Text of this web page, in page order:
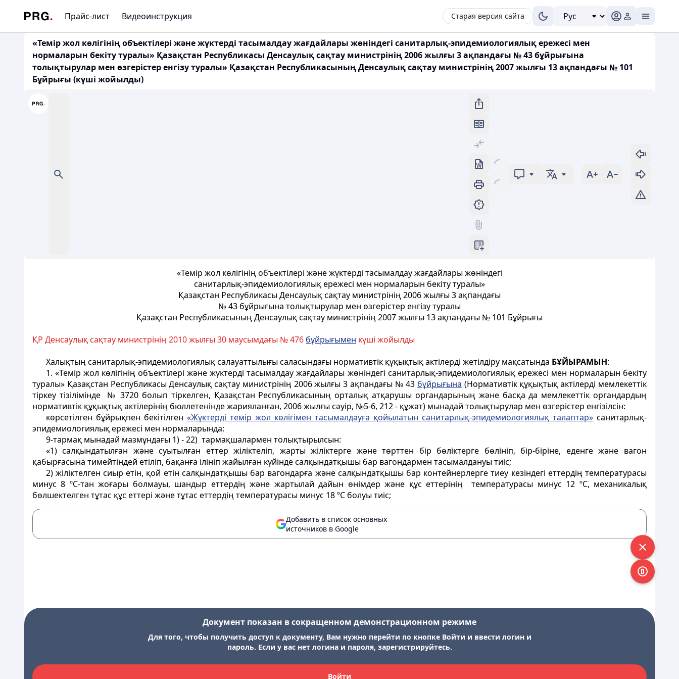
Прайс-лист Видеоинструкция Старая версия сайта
«Темір жол көлігінің объектілері және жүктерді тасымалдау жағдайлары жөніндегі санитарлық-эпидемиологиялық ережесі мен
нормаларын бекіту туралы» Қазақстан Республикасы Денсаулық сақтау министрінің 2006 жылғы 3 ақпандағы № 43 бұйрығына
толықтырулар мен өзгерістер енгізу туралы» Қазақстан Республикасының Денсаулық сақтау министрінің 2007 жылғы 13 ақпандағы № 101
Бұйрығы (күші жойылды)
«Темір жол көлігінің объектілері және жүктерді тасымалдау жағдайлары жөніндегі
санитарлық-эпидемиологиялық ережесі мен нормаларын бекіту туралы»
Қазақстан Республикасы Денсаулық сақтау министрінің 2006 жылғы 3 ақпандағы
№ 43 бұйрығына толықтырулар мен өзгерістер енгізу туралы
Қазақстан Республикасының Денсаулық сақтау министрінің 2007 жылғы 13 ақпандағы № 101 Бұйрығы
ҚР Денсаулық сақтау министрінің 2010 жылғы 30 маусымдағы № 476 бұйрығымен күші жойылды
Халықтың санитарлық-эпидемиологиялық салауаттылығы саласындағы нормативтік құқықтық актілерді жетілдіру мақсатында БҰЙЫРАМЫН:
1. «Темір жол көлігінің объектілері және жүктерді тасымалдау жағдайлары жөніндегі санитарлық-эпидемиологиялық ережесі мен нормаларын бекіту
туралы» Қазақстан Республикасы Денсаулық сақтау министрінің 2006 жылғы 3 ақпандағы № 43 бұйрығына (Нормативтік құқықтық актілерді мемлекеттік
тіркеу тізілімінде № 3720 болып тіркелген, Қазақстан Республикасының орталық атқарушы органдарының және басқа да мемлекеттік органдардың
нормативтік құқықтық актілерінің бюллетенінде жарияланған, 2006 жылғы сәуір, №5-6, 212 - құжат) мынадай толықтырулар мен өзгерістер енгізілсін:
көрсетілген бұйрықпен бекітілген «Жүктерді темір жол көлігімен тасымалдауға қойылатын санитарлық-эпидемиологиялық талаптар»санитарлық-
эпидемиологиялық ережесі мен нормаларында:
9-тармақ мынадай мазмұндағы 1) - 22) тармақшалармен толықтырылсын:
«1) салқындатылған және суытылған еттер жіліктеліп, жарты жіліктерге және төрттен бір бөліктерге бөлініп, бір-біріне, еденге және вагон
қабырғасына тимейтіндей етіліп, бақанға ілініп жайылған күйінде салқындатқышы бар вагондармен тасымалдануы тиіс;
2) жіліктелген сиыр етін, қой етін салқындатқышы бар вагондарға және салқындатқышы бар контейнерлерге тиеу кезіндегі еттердің температурасы
минус 8 ºС-тан жоғары болмауы, шандыр еттердің және жартылай дайын өнімдер және құс еттерінің температурасы минус 12 ºС, механикалық
бөлшектелген тұтас құс еттері және тұтас еттердің температурасы минус 18 ºС болуы тиіс;
Добавить в список основных
источников в Google
Документ показан в сокращенном демонстрационном режиме
Для того, чтобы получить доступ к документу, Вам нужно перейти по кнопке Войти и ввести логин и
пароль. Если у вас нет логина и пароля, зарегистрируйтесь.
Войти